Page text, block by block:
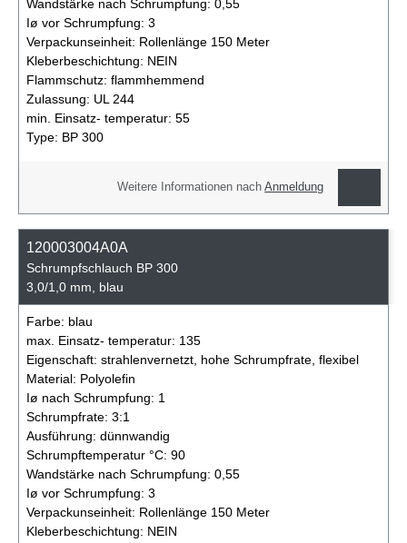
Wandstärke nach Schrumpfung: 0,55
Iø vor Schrumpfung: 3
Verpackunseinheit: Rollenlänge 150 Meter
Kleberbeschichtung: NEIN
Flammschutz: flammhemmend
Zulassung: UL 244
min. Einsatz- temperatur: 55
Type: BP 300
Weitere Informationen nachAnmeldung
120003004A0A
Schrumpfschlauch BP 300
3,0/1,0 mm, blau
Farbe: blau
max. Einsatz- temperatur: 135
Eigenschaft: strahlenvernetzt, hohe Schrumpfrate, flexibel
Material: Polyolefin
Iø nach Schrumpfung: 1
Schrumpfrate: 3:1
Ausführung: dünnwandig
Schrumpftemperatur °C: 90
Wandstärke nach Schrumpfung: 0,55
Iø vor Schrumpfung: 3
Verpackunseinheit: Rollenlänge 150 Meter
Kleberbeschichtung: NEIN